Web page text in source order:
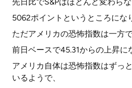
5062ポイントというところにな
ただアメリカの恐怖指数は一方
前日ベースで45.31からの上昇に
アメリカ自体は恐怖指数はずっ
いるようで、